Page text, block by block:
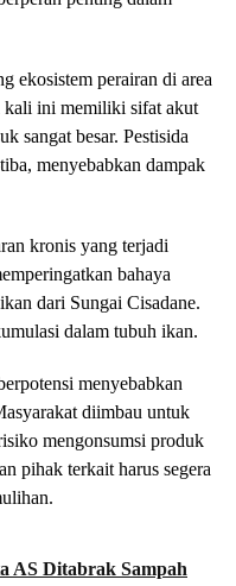
ekosistem perairan di area
kali ini memiliki sifat akut
sangat besar. Pestisida
menyebabkan dampak
kronis yang terjadi
bahaya
dari Sungai Cisadane.
dalam tubuh ikan.
menyebabkan
diimbau untuk
mengonsumsi produk
pihak terkait harus segera
AS Ditabrak Sampah